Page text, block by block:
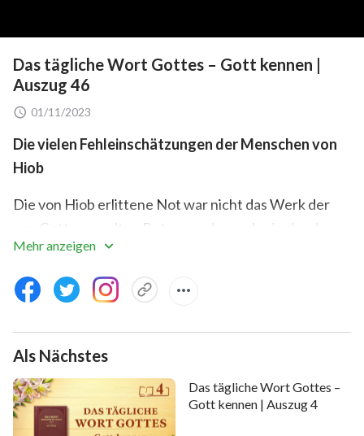
Das tägliche Wort Gottes – Gott kennen |
Auszug 46
01/11/2023
Die vielen Fehleinschätzungen der Menschen von
Hiob
Die von Hiob erlittene Not war nicht das Werk der
von Gott gesandten Boten, noch wurde sie durch
Gottes eigene Hand verursacht. Vielmehr wurde sie
persönlich von Satan, dem Feind Gottes, verursacht.
Infolgedessen war der Grad der Härte, die von Hiob
zeigte Hiob ohne Vorbehalt seine alltägliche
seines alltäglichen Handelns und seine Einstellung zu
Gott – und das ist die Wahrheit. Wäre Hiob nicht in
Mehr anzeigen
Als Nächstes
Das tägliche Wort Gottes –
Gott kennen | Auszug 4